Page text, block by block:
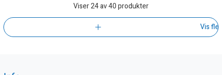
Viser24av 40 produkter
Vis